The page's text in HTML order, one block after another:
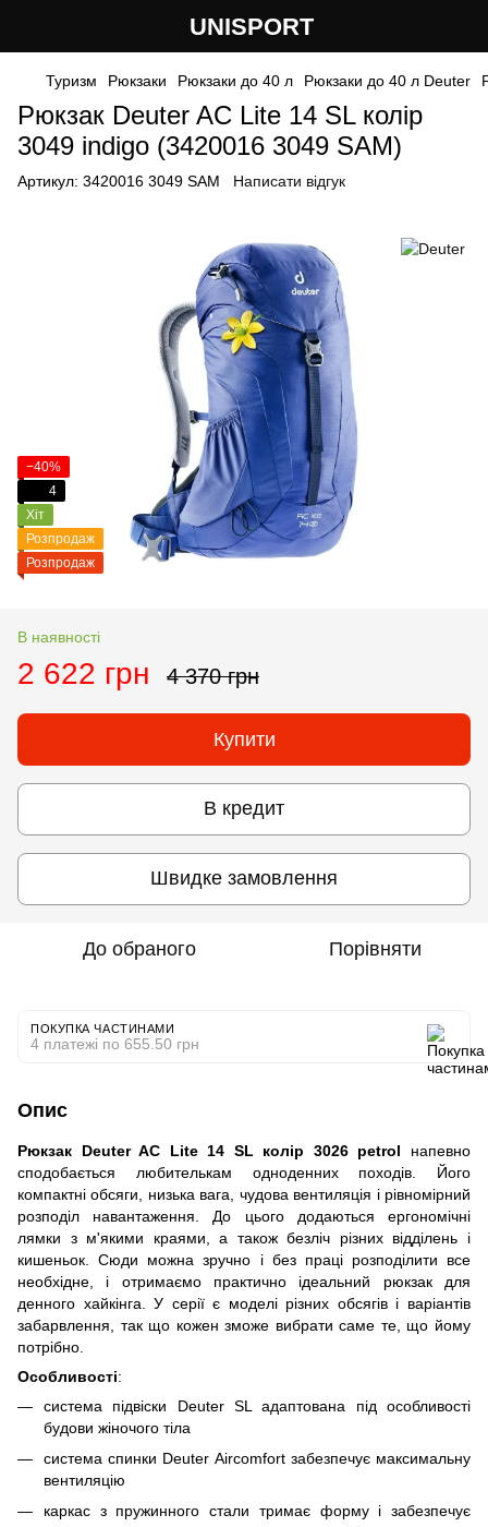
UNISPORT
Туризм Рюкзаки Рюкзаки до 40 л Рюкзаки до 40 л Deuter
Рюкзак Deuter AC Lite 14 SL колір
3049 indigo (3420016 3049 SAM)
Артикул: 3420016 3049 SAM Написати відгук
−40%
4
Хіт
Розпродаж
Розпродаж
В наявності
2 622 грн 4 370 грн
Купити
В кредит
Швидке замовлення
До обраного Порівняти
ПОКУПКА ЧАСТИНАМИ
4 платежі по 655.50 грн
Опис
Рюкзак Deuter AC Lite 14 SL колір 3026 petrol напевно
сподобається любителькам одноденних походів. Його
компактні обсяги, низька вага, чудова вентиляція і рівномірний
розподіл навантаження. До цього додаються ергономічні
лямки з м'якими краями, а також безліч різних відділень і
кишеньок. Сюди можна зручно і без праці розподілити все
необхідне, і отримаємо практично ідеальний рюкзак для
денного хайкінга. У серії є моделі різних обсягів і варіантів
забарвлення, так що кожен зможе вибрати саме те, що йому
потрібно.
Особливості:
система підвіски Deuter SL адаптована під особливості
будови жіночого тіла
система спинки Deuter Aircomfort забезпечує максимальну
вентиляцію
каркас з пружинного стали тримає форму і забезпечує